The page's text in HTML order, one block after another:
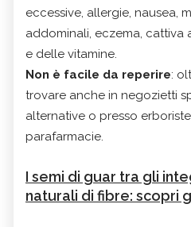
eccessive, allergie, nausea,
addominali, eczema, cattiva
e delle vitamine.
Non è facile da reperire:
trovare anche in negozietti
alternative o presso
parafarmacie.
I semi di guar tra gli
naturali di fibre: scopri